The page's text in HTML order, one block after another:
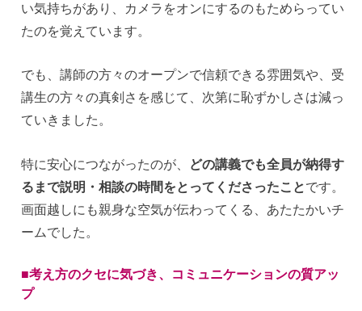
い気持ちがあり、カメラをオンにするのもためらってい
たのを覚えています。
でも、講師の方々のオープンで信頼できる雰囲気や、受
講生の方々の真剣さを感じて、次第に恥ずかしさは減っ
ていきました。
特に安心につながったのが、 どの講義でも全員が納得す
るまで説明・相談の時間をとってくださったことです。
画面越しにも親身な空気が伝わってくる、あたたかいチ
ームでした。
■考え方のクセに気づき、コミュニケーションの質アッ
プ